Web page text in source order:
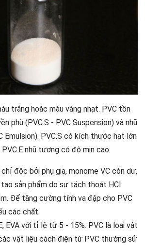
trắng hoặc màu vàng nhạt. PVC tồn
phù (PVC.S - PVC Suspension) và nhũ
Emulsion). PVC.S có kích thước hạt lớn
nhũ tương có độ mịn cao.
độc bởi phụ gia, monome VC còn dư,
sản phẩm do sự tách thoát HCl.
Để tăng cường tính va đập cho PVC
các chất
EVA với tỉ lệ từ 5 - 15%. PVC là loại vật
vật liệu cách điện từ PVC thường sử